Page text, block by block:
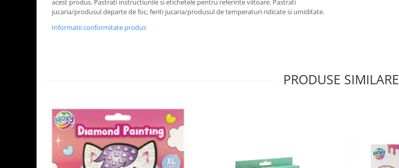
acest produs. Pastrati instructiunile si etichetele pentru referinte viitoare. Pastrati
jucaria/produsul departe de foc, feriti jucaria/produsul de temperaturi ridicate si umiditate.
Informatii conformitate produs
PRODUSE SIMILARE